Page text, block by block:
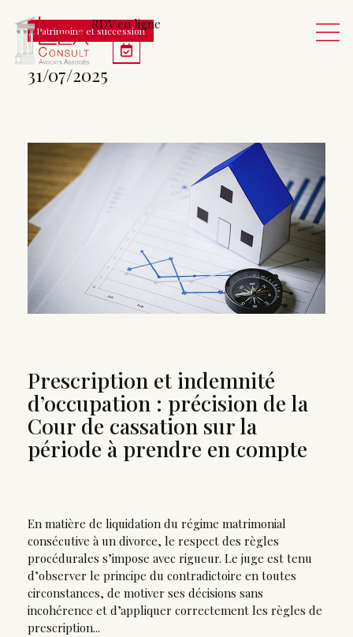
RDV en ligne
Prescription et indemnité
d’occupation : précision de la
Cour de cassation sur la
période à prendre en compte
31/07/2025
Patrimoine et succession
En matière de liquidation du régime matrimonial
consécutive à un divorce, le respect des règles
procédurales s’impose avec rigueur. Le juge est tenu
d’observer le principe du contradictoire en toutes
circonstances, de motiver ses décisions sans
incohérence et d’appliquer correctement les règles de
prescription...